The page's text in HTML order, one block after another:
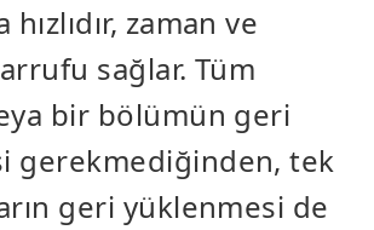
zaman ve
sağlar. Tüm
bir bölümün geri
gerekmediğinden, tek
geri yüklenmesi de